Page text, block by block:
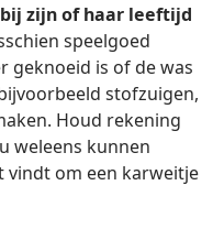
zijn of haar leeftijd
speelgoed
geknoeid is of de was
stofzuigen,
Houd rekening
weleens kunnen
vindt om een karweitje